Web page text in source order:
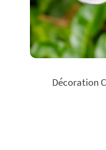
Décoration